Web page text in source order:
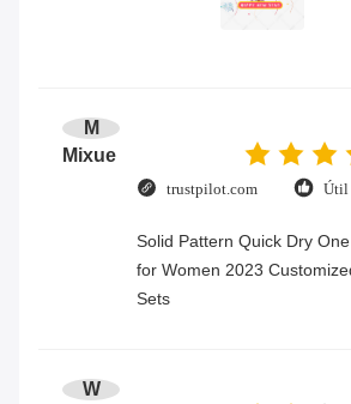
M
Mixue
trustpilot.com Útil
Solid Pattern Quick Dry
for Women 2023
Sets
W